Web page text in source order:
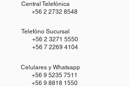
Central Telefónica
+56 2 2732 8548
Telefóno Sucursal
+56 2 3271 5550
+56 7 2269 4104
Celulares y Whatsapp
+56 9 5235 7511
+56 9 8818 1550